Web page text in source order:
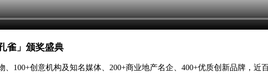
雀」颁奖盛典
100+创意机构及知名媒体、200+商业地产名企、400+优质创新品牌，近